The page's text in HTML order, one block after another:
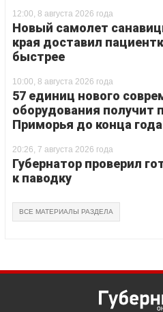
12:00, 8 августа 2026 года
Новый самолет
края доставил
быстрее
10:00, 8 августа 2026 года
57 единиц нового
оборудования получит
Приморья до конца года
20:26, 7 августа 2026 года
Губернатор проверил
к паводку
ВСЕ МАТЕРИАЛЫ РАЗДЕЛА